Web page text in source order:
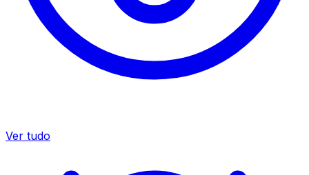
Ver tudo